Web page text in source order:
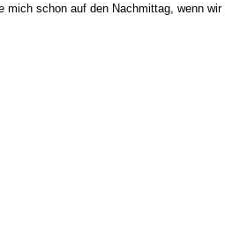
schon auf den Nachmittag, wenn